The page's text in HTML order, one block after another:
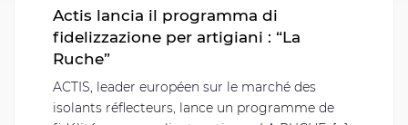
Actis lancia il programma di
fidelizzazione per artigiani : “La
Ruche”
ACTIS, leader européen sur le marché des
isolants réflecteurs, lance un programme de